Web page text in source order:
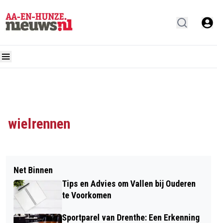
wielrennen
Net Binnen
Tips en Advies om Vallen bij Ouderen
te Voorkomen
Sportparel van Drenthe: Een Erkenning